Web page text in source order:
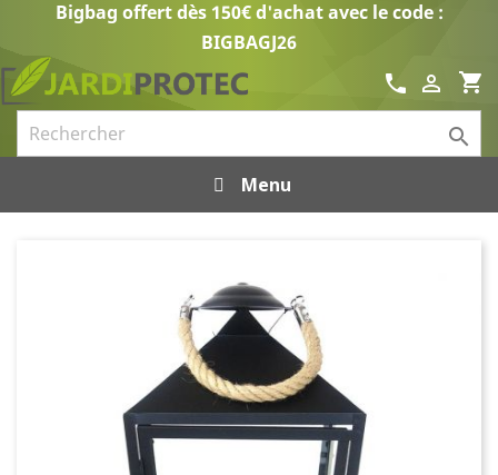
Bigbag offert dès 150€ d'achat avec le code :
BIGBAGJ26
shopping_cart

call

Menu